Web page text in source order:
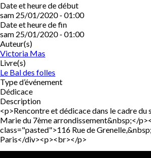
Date et heure de début
sam 25/01/2020 - 01:00
Date et heure de fin
sam 25/01/2020 - 01:00
Auteur(s)
Victoria Mas
Livre(s)
Le Bal des folles
Type d’événement
Dédicace
Description
<p>Rencontre et dédicace dans le cadre du
Marie du 7ème arrondissement&nbsp;</
class="pasted">116 Rue de
Paris</div><p><br></p>